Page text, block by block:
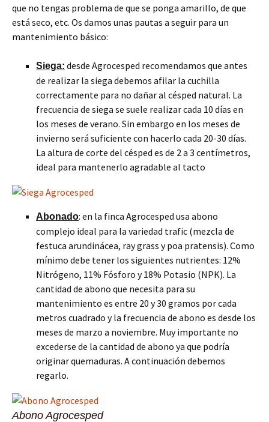
que no tengas problema de que se ponga amarillo, de que
está seco, etc. Os damos unas pautas a seguir para un
mantenimiento básico:
Siega: desde Agrocesped recomendamos que antes
de realizar la siega debemos afilar la cuchilla
correctamente para no dañar al césped natural. La
frecuencia de siega se suele realizar cada 10 días en
los meses de verano. Sin embargo en los meses de
invierno será suficiente con hacerlo cada 20-30 días.
La altura de corte del césped es de 2 a 3 centímetros,
ideal para mantenerlo agradable al tacto
Abonado: en la finca Agrocesped usa abono
complejo ideal para la variedad trafic (mezcla de
festuca arundinácea, ray grass y poa pratensis). Como
mínimo debe tener los siguientes nutrientes: 12%
Nitrógeno, 11% Fósforo y 18% Potasio (NPK). La
cantidad de abono que necesita para su
mantenimiento es entre 20 y 30 gramos por cada
metros cuadrado y la frecuencia de abono es desde los
meses de marzo a noviembre. Muy importante no
excederse de la cantidad de abono ya que podría
originar quemaduras. A continuación debemos
regarlo.
Abono Agrocesped